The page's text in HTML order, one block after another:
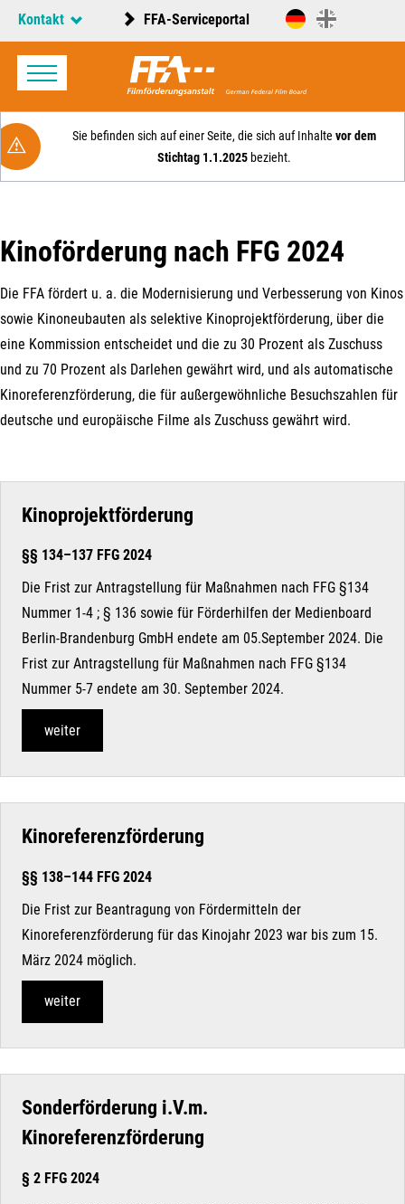
Kontakt FFA-Serviceportal
Sie befinden sich auf einer Seite, die sich auf Inhalte vor dem
Stichtag 1.1.2025bezieht.
Kinoförderung nach FFG 2024
Die FFA fördert u. a. die Modernisierung und Verbesserung von Kinos
sowie Kinoneubauten als selektive Kinoprojektförderung, über die
eine Kommission entscheidet und die zu 30 Prozent als Zuschuss
und zu 70 Prozent als Darlehen gewährt wird, und als automatische
Kinoreferenzförderung, die für außergewöhnliche Besuchszahlen für
deutsche und europäische Filme als Zuschuss gewährt wird.
Kinoprojektförderung
§§ 134–137 FFG 2024
Die Frist zur Antragstellung für Maßnahmen nach FFG §134
Nummer 1-4 ; § 136 sowie für Förderhilfen der Medienboard
Berlin-Brandenburg GmbH endete am 05.September 2024. Die
Frist zur Antragstellung für Maßnahmen nach FFG §134
Nummer 5-7 endete am 30. September 2024.
weiter
Kinoreferenzförderung
§§ 138–144 FFG 2024
Die Frist zur Beantragung von Fördermitteln der
Kinoreferenzförderung für das Kinojahr 2023 war bis zum 15.
März 2024 möglich.
weiter
Sonderförderung i.V.m.
Kinoreferenzförderung
§ 2 FFG 2024